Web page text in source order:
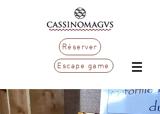
Réserver
Escape game